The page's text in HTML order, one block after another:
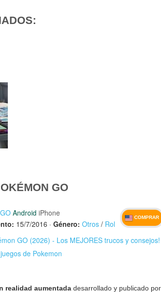
GO
Android iPhone
15/7/2016 · Género: Otros / Rol
COMPRAR
GO (2026) - Los MEJORES trucos y consejos!
de Pokemon
realidad aumentada desarrollado y publicado